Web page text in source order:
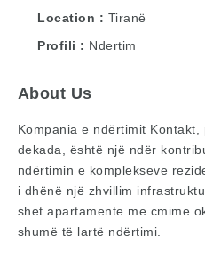
Location
Tiranë
Profili
Ndertim
About Us
Kompania e ndërtimit
dekada, është një ndër
ndërtimin e komplekseve
i dhënë një zhvillim
shet apartamente me cmime
shumë të lartë ndërtimi.